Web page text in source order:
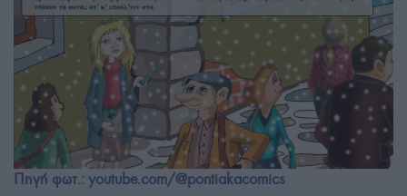
Πηγή φωτ.: youtube.com/@pontiakacomics